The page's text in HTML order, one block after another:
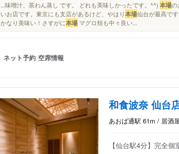
...味噌汁、茶わん蒸し です。 どれも美味しかったです。^^) 本場の
いお店です。東京にも支店があるけど、やはり本場仙台が最高で
かなり美味い！さすがに本場 マグロ頬も中々良い...
ネット予約 空席情報
和食波奈 仙台
あおば通駅 61m / 居酒
【仙台駅4分】完全